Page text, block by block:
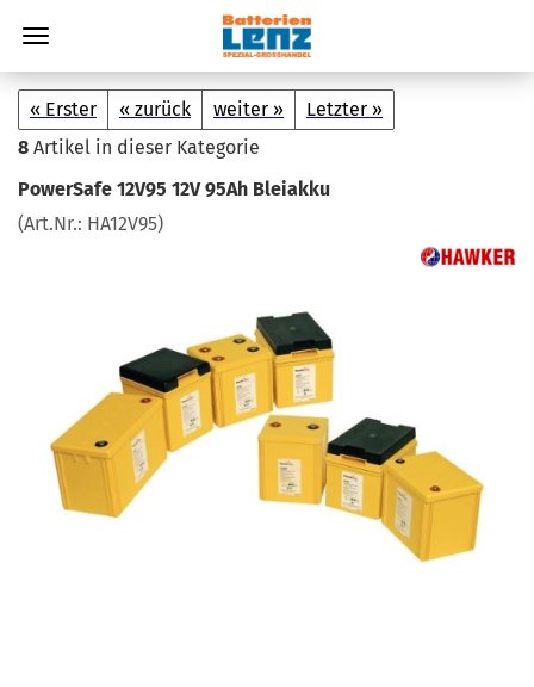
« Erster « zurück weiter »
Letzter »
8 Artikel in dieser Kategorie
Power­Safe 12V95 12V 95Ah Blei­ak­ku
(Art.Nr.: HA12V95)